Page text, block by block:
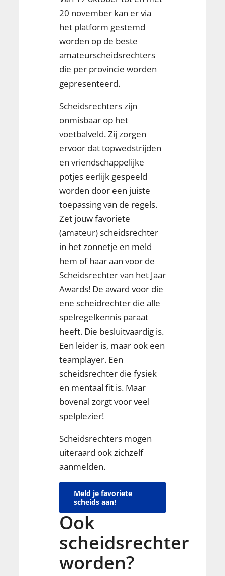
20 november kan er via
het platform gestemd
worden op de beste
amateurscheidsrechters
die per provincie worden
gepresenteerd.
Scheidsrechters zijn
onmisbaar op het
voetbalveld. Zij zorgen
ervoor dat topwedstrijden
en vriendschappelijke
potjes eerlijk gespeeld
worden door een juiste
toepassing van de regels.
Zet jouw favoriete
(amateur) scheidsrechter
in het zonnetje en meld
hem of haar aan voor de
Scheidsrechter van het Jaar
Awards! De award voor die
ene scheidrechter die alle
spelregelkennis paraat
heeft. Die besluitvaardig is.
Een leider is, maar ook een
teamplayer. Een
scheidsrechter die fysiek
en mentaal fit is. Maar
bovenal zorgt voor veel
spelplezier!
Scheidsrechters mogen
uiteraard ook zichzelf
aanmelden.
Meld je favoriete
scheids aan!
Ook
scheidsrechter
worden?